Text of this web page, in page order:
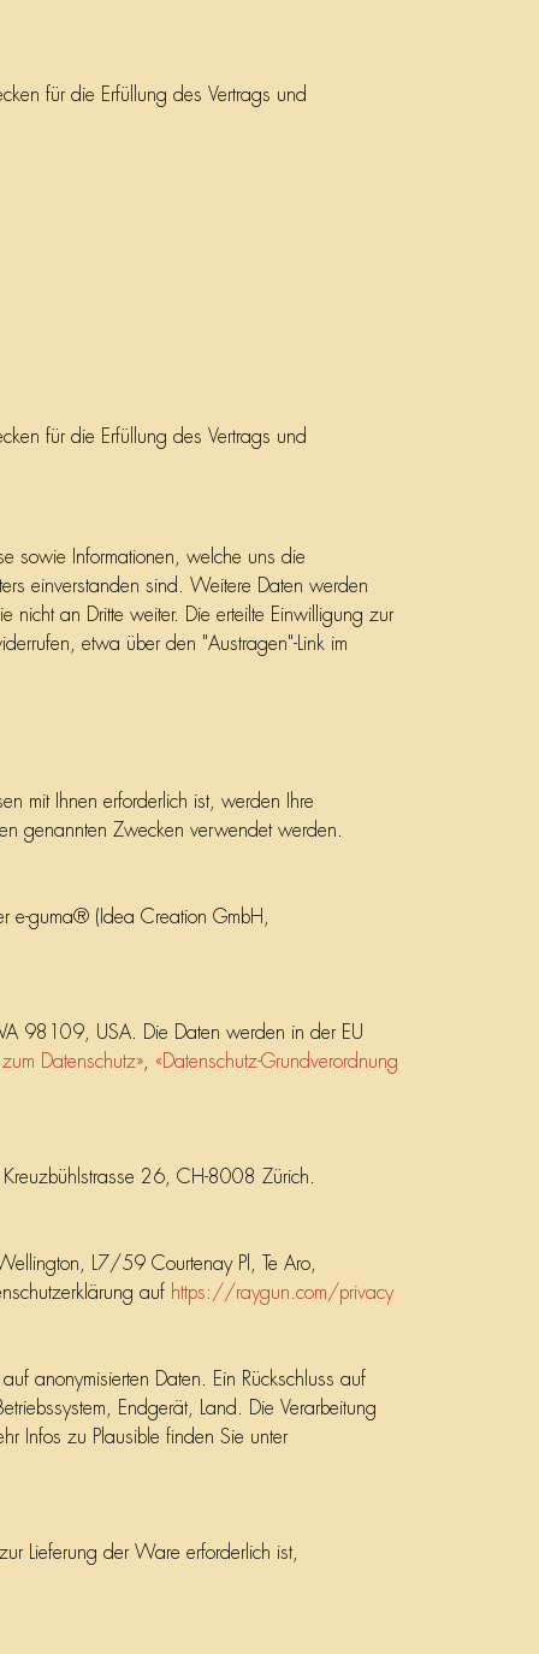
für die Erfüllung des Vertrags und
für die Erfüllung des Vertrags und
sowie Informationen, welche uns die
einverstanden sind. Weitere Daten werden
nicht an Dritte weiter. Die erteilte Einwilligung zur
etwa über den "Austragen"-Link im
mit Ihnen erforderlich ist, werden Ihre
genannten Zwecken verwendet werden.
e-guma® (Idea Creation GmbH,
98109, USA. Die Daten werden in der EU
Datenschutz»
«Datenschutz-Grundverordnung
26, CH-8008 Zürich.
L7/59 Courtenay Pl, Te Aro,
auf https://raygun.com/privacy
anonymisierten Daten. Ein Rückschluss auf
Endgerät, Land. Die Verarbeitung
Infos zu Plausible finden Sie unter
Lieferung der Ware erforderlich ist,